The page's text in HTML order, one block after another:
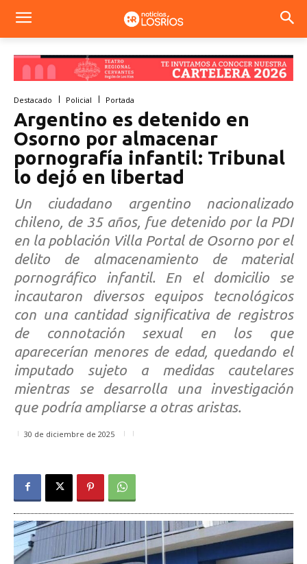
Destacado Policial Portada
Argentino es detenido en
Osorno por almacenar
pornografía infantil: Tribunal
lo dejó en libertad
Un ciudadano argentino nacionalizado
chileno, de 35 años, fue detenido por la PDI
en la población Villa Portal de Osorno por el
delito de almacenamiento de material
pornográfico infantil. En el domicilio se
incautaron diversos equipos tecnológicos
con una cantidad significativa de registros
de connotación sexual en los que
aparecerían menores de edad, quedando el
imputado sujeto a medidas cautelares
mientras se desarrolla una investigación
que podría ampliarse a otras aristas.
30 de diciembre de 2025